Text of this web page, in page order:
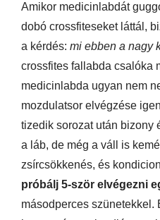
Amikor medicinlabdát
dobó crossfiteseket láttál,
a kérdés: mi ebben a nagy
crossfites fallabda csalóka
medicinlabda ugyan nem
mozdulatsor elvégzése
tizedik sorozat után bizony
a láb, de még a váll is
zsírcsökkenés, és
próbálj 5-ször elvégezni
másodperces szünetekkel.